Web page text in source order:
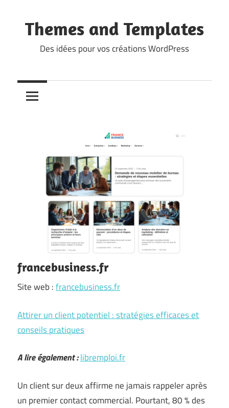
content
Themes and Templates
Des idées pour vos créations WordPress
francebusiness.fr
Site web :francebusiness.fr
Attirer un client potentiel : stratégies efficaces et
conseils pratiques
A lire également :libremploi.fr
Un client sur deux affirme ne jamais rappeler après
un premier contact commercial. Pourtant, 80 % des